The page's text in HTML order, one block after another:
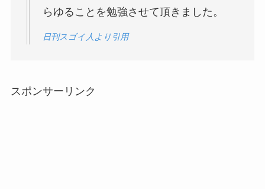
らゆることを勉強させて頂きました。
日刊スゴイ人より引用
スポンサーリンク